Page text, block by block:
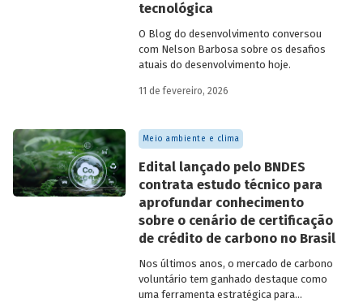
tecnológica
O Blog do desenvolvimento conversou
com Nelson Barbosa sobre os desafios
atuais do desenvolvimento hoje.
11 de fevereiro, 2026
Meio ambiente e clima
Edital lançado pelo BNDES
contrata estudo técnico para
aprofundar conhecimento
sobre o cenário de certificação
de crédito de carbono no Brasil
Nos últimos anos, o mercado de carbono
voluntário tem ganhado destaque como
uma ferramenta estratégica para